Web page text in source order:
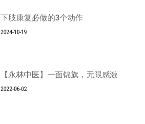
下肢康复必做的3个动作
2024-10-19
【永林中医】一面锦旗，无限感激
2022-06-02